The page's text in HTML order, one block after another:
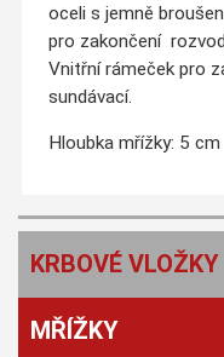
oceli s jemně br
pro zakončení
Vnitřní rámeček pro
sundávací.
Hloubka mřížky: 5 cm
KRBOVÉ VLOŽKY
MŘÍŽKY